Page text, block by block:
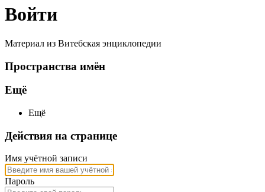
Войти
Материал из Витебская энциклопедии
Пространства имён
Ещё
Ещё
Действия на странице
Имя учётной записи
Пароль